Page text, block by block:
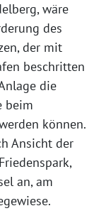
wäre
des
der mit
beschritten
die
beim
können.
Ansicht der
an, am